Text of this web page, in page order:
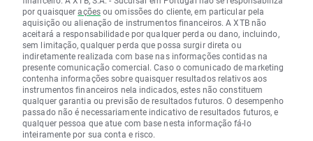
por quaisqueraçõesou omissões do cliente, em particular pela
aquisição ou alienação de instrumentos financeiros. A XTB não
aceitará a responsabilidade por qualquer perda ou dano, incluindo,
sem limitação, qualquer perda que possa surgir direta ou
indiretamente realizada com base nas informações contidas na
presente comunicação comercial. Caso o comunicado de marketing
contenha informações sobre quaisquer resultados relativos aos
instrumentos financeiros nela indicados, estes não constituem
qualquer garantia ou previsão de resultados futuros. O desempenho
passado não é necessariamente indicativo de resultados futuros, e
qualquer pessoa que atue com base nesta informação fá-lo
inteiramente por sua conta e risco.